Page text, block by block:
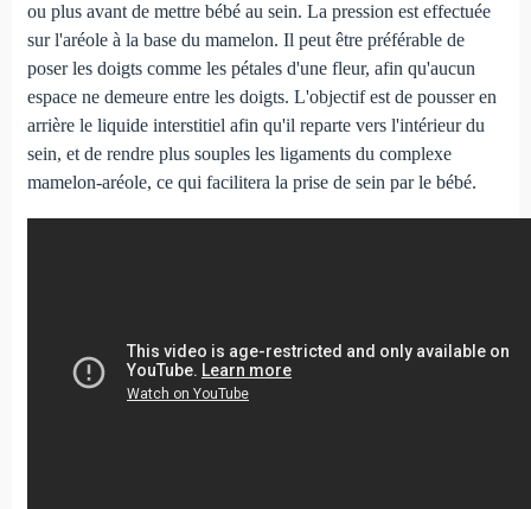
ou plus avant de mettre bébé au sein. La pression est effectuée
sur l'aréole à la base du mamelon. Il peut être préférable de
poser les doigts comme les pétales d'une fleur, afin qu'aucun
espace ne demeure entre les doigts. L'objectif est de pousser en
arrière le liquide interstitiel afin qu'il reparte vers l'intérieur du
sein, et de rendre plus souples les ligaments du complexe
mamelon-aréole, ce qui facilitera la prise de sein par le bébé.